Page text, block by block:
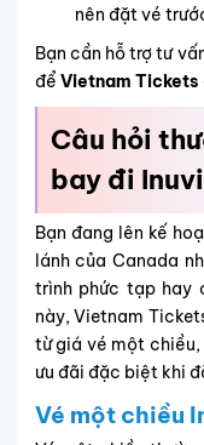
nên đặt vé
Bạn cần hỗ trợ tư
để Vietnam Tickets
Câu hỏi
bay đi
Bạn đang lên kế
lánh của Canada
trình phức tạp hay
này, Vietnam
từ giá vé một chiều,
ưu đãi đặc biệt khi
Vé một chiều